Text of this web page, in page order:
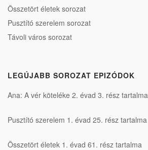
Összetört életek sorozat
Pusztító szerelem sorozat
Távoli város sorozat
LEGÚJABB SOROZAT EPIZÓDOK
Ana: A vér köteléke 2. évad 3. rész tartalma
Pusztító szerelem 1. évad 25. rész tartalma
Összetört életek 1. évad 61. rész tartalma